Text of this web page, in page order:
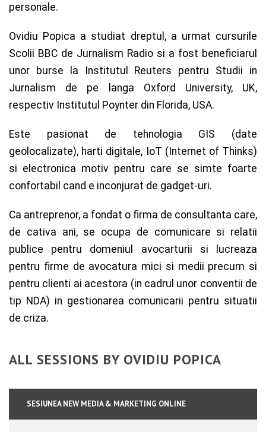
personale.
Ovidiu Popica a studiat dreptul, a urmat cursurile
Scolii BBC de Jurnalism Radio si a fost beneficiarul
unor burse la Institutul Reuters pentru Studii in
Jurnalism de pe langa Oxford University, UK,
respectiv Institutul Poynter din Florida, USA.
Este pasionat de tehnologia GIS (date
geolocalizate), harti digitale, IoT (Internet of Thinks)
si electronica motiv pentru care se simte foarte
confortabil cand e inconjurat de gadget-uri.
Ca antreprenor, a fondat o firma de consultanta care,
de cativa ani, se ocupa de comunicare si relatii
publice pentru domeniul avocarturii si lucreaza
pentru firme de avocatura mici si medii precum si
pentru clienti ai acestora (in cadrul unor conventii de
tip NDA) in gestionarea comunicarii pentru situatii
de criza.
ALL SESSIONS BY OVIDIU POPICA
SESIUNEA NEW MEDIA & MARKETING ONLINE